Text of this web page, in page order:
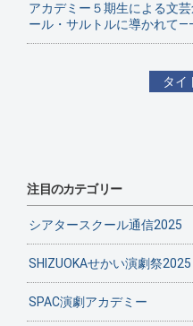
アカデミー５期生による文
ール・サルトルに導かれて
タイ
注目のカテゴリー
シアタースクール通信2025
SHIZUOKAせかい演劇祭2025
SPAC演劇アカデミー